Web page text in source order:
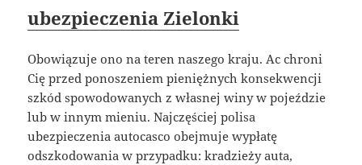
ubezpieczenia Zielonki
Obowiązuje ono na teren naszego kraju. Ac chroni
Cię przed ponoszeniem pieniężnych konsekwencji
szkód spowodowanych z własnej winy w pojeździe
lub w innym mieniu. Najczęściej polisa
ubezpieczenia autocasco obejmuje wypłatę
odszkodowania w przypadku: kradzieży auta,